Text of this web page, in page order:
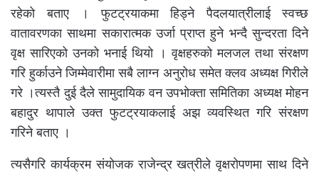
रहेको बताए । फुटट्रयाकमा हिड्ने पैदलयात्रीलाई स्वच्छ
वातावरणका साथमा सकारात्मक उर्जा प्राप्त हुने भन्दै सुन्दरता दिने
वृक्ष सारिएको उनको भनाई थियो । वृक्षहरुको मलजल तथा संरक्षण
गरि हुर्काउने जिम्मेवारीमा सबै लाग्न अनुरोध समेत क्लव अध्यक्ष गिरीले
गरे ।त्यस्तै दुई दैले सामुदायिक वन उपभोक्ता समितिका अध्यक्ष मोहन
बहादुर थापाले उक्त फुटट्रयाकलाई अझ व्यवस्थित गरि संरक्षण
गरिने बताए ।
त्यसैगरि कार्यक्रम संयोजक राजेन्द्र खत्रीले वृक्षरोपणमा साथ दिने